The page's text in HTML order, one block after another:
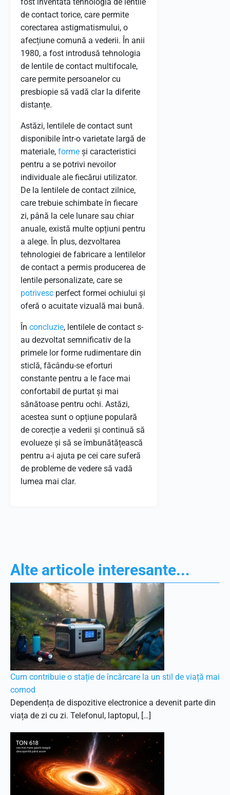
de contact torice, care permite
corectarea astigmatismului, o
afecțiune comună a vederii. În anii
1980, a fost introdusă tehnologia
de lentile de contact multifocale,
care permite persoanelor cu
presbiopie să vadă clar la diferite
distanțe.
Astăzi, lentilele de contact sunt
disponibile într-o varietate largă de
materiale, forme și caracteristici
pentru a se potrivi nevoilor
individuale ale fiecărui utilizator.
De la lentilele de contact zilnice,
care trebuie schimbate în fiecare
zi, până la cele lunare sau chiar
anuale, există multe opțiuni pentru
a alege. În plus, dezvoltarea
tehnologiei de fabricare a lentilelor
de contact a permis producerea de
lentile personalizate, care se
potrivesc perfect formei ochiului și
oferă o acuitate vizuală mai bună.
În concluzie, lentilele de contact s-
au dezvoltat semnificativ de la
primele lor forme rudimentare din
sticlă, făcându-se eforturi
constante pentru a le face mai
confortabil de purtat și mai
sănătoase pentru ochi. Astăzi,
acestea sunt o opțiune populară
de corecție a vederii și continuă să
evolueze și să se îmbunătățească
pentru a-i ajuta pe cei care suferă
de probleme de vedere să vadă
lumea mai clar.
Alte articole interesante...
Cum contribuie o stație de încărcare la un stil de viață mai
comod
Dependența de dispozitive electronice a devenit parte din
viața de zi cu zi. Telefonul, laptopul, […]